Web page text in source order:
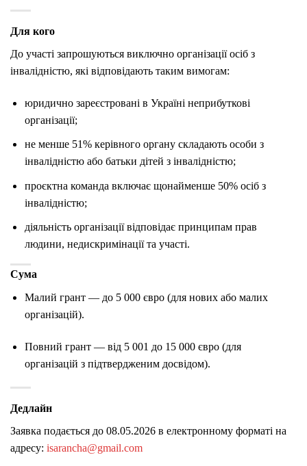
Для кого
До участі запрошуються виключно організації осіб з
інвалідністю, які відповідають таким вимогам:
юридично зареєстровані в Україні неприбуткові
організації;
не менше 51% керівного органу складають особи з
інвалідністю або батьки дітей з інвалідністю;
проєктна команда включає щонайменше 50% осіб з
інвалідністю;
діяльність організації відповідає принципам прав
людини, недискримінації та участі.
Сума
Малий грант — до 5 000 євро (для нових або малих
організацій).
Повний грант — від 5 001 до 15 000 євро (для
організацій з підтвердженим досвідом).
Дедлайн
Заявка подається до 08.05.2026 в електронному форматі на
адресу: isarancha@gmail.com